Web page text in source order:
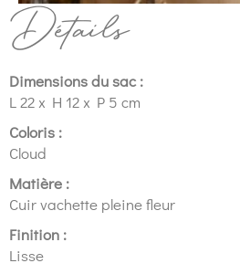
Détails
Dimensions du sac :
L 22 x H 12 x P 5 cm
Coloris :
Cloud
Matière :
Cuir vachette pleine fleur
Finition :
Lisse